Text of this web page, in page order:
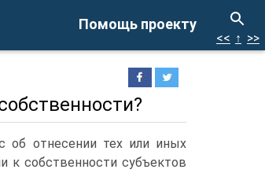
Помощь проекту
<< ↑ >>
об отнесении тех или иных
к собственности субъектов